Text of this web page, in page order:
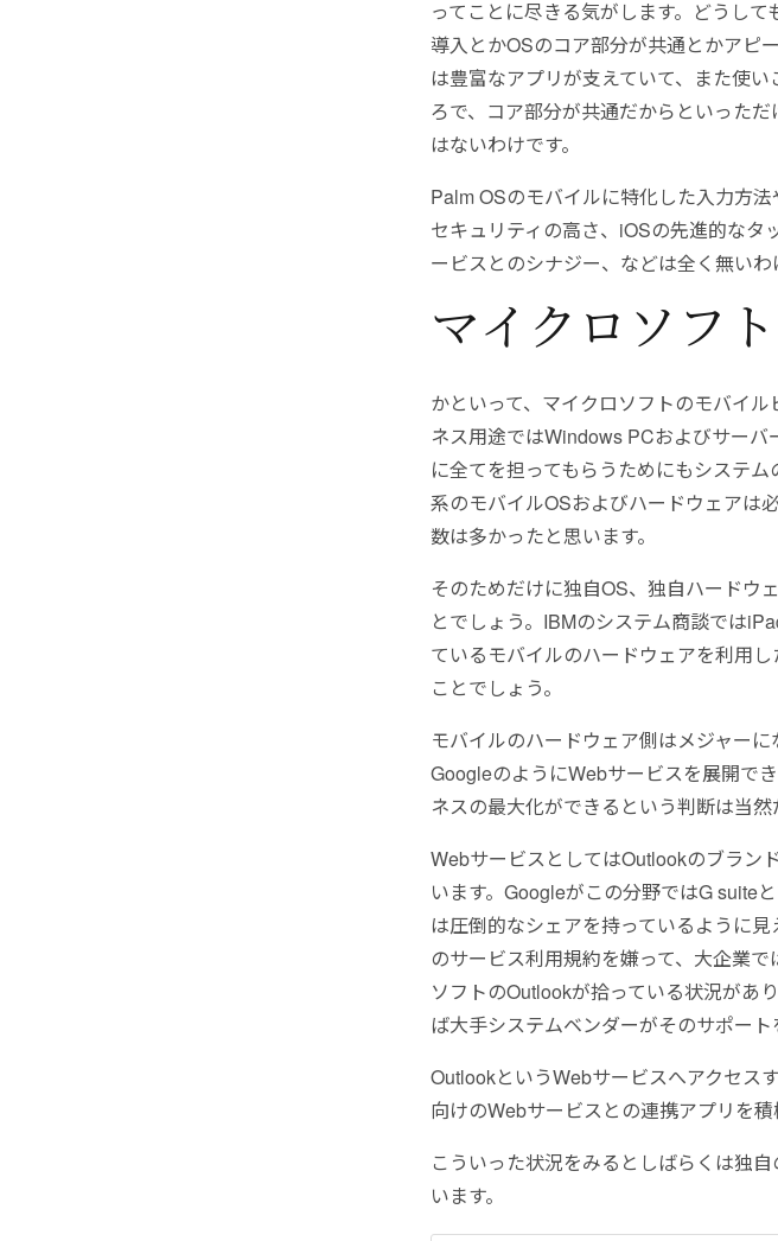
ってことに尽きる気がします。どうし
導入とかOSのコア部分が共通とかアピ
は豊富なアプリが支えていて、また使
ろで、コア部分が共通だからといった
はないわけです。
Palm OSのモバイルに特化した入力方
セキュリティの高さ、iOSの先進的な
ービスとのシナジー、などは全く無いわ
マイクロソフ
かといって、マイクロソフトのモバイ
ネス用途ではWindows PCおよびサー
に全てを担ってもらうためにもシステ
系のモバイルOSおよびハードウェアは
数は多かったと思います。
そのためだけに独自OS、独自ハードウ
とでしょう。IBMのシステム商談では
ているモバイルのハードウェアを利用
ことでしょう。
モバイルのハードウェア側はメジャーに
GoogleのようにWebサービスを展開で
ネスの最大化ができるという判断は当然
WebサービスとしてはOutlookのブラン
います。Googleがこの分野ではG suite
は圧倒的なシェアを持っているように
のサービス利用規約を嫌って、大企業
ソフトのOutlookが拾っている状況があ
ば大手システムベンダーがそのサポート
OutlookというWebサービスへアクセス
向けのWebサービスとの連携アプリを積
こういった状況をみるとしばらくは独
います。